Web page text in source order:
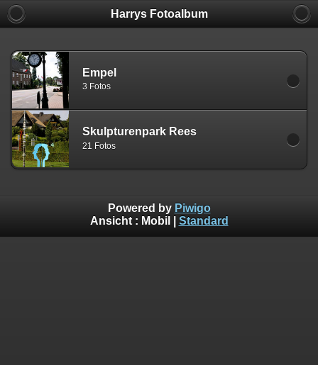
Harrys Fotoalbum
Empel
3 Fotos
Skulpturenpark Rees
21 Fotos
Powered by Piwigo
Ansicht : Mobil Standard